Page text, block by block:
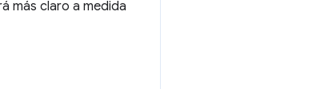
más claro a medida